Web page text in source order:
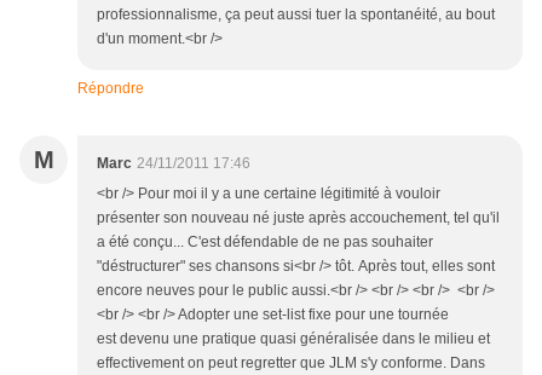
professionnalisme, ça peut aussi tuer la spontanéité, au bout
d'un moment.<br />
Répondre
M Marc 24/11/2011 17:46
<br /> Pour moi il y a une certaine légitimité à vouloir
présenter son nouveau né juste après accouchement, tel qu'il
a été conçu... C'est défendable de ne pas souhaiter
"déstructurer" ses chansons si<br /> tôt. Après tout, elles sont
encore neuves pour le public aussi.<br /> <br /> <br /> <br />
<br /> <br /> Adopter une set-list fixe pour une tournée
est devenu une pratique quasi généralisée dans le milieu et
effectivement on peut regretter que JLM s'y conforme. Dans